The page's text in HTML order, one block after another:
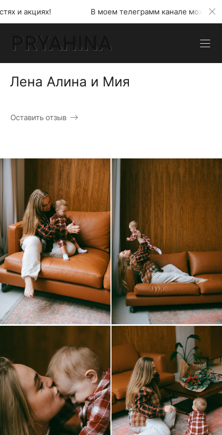
В моем телеграмм канале можно узнать обо всех
Лена Алина и Мия
Оставить отзыв